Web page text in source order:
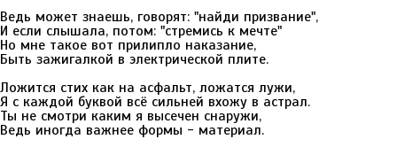
Ведь может знаешь, говорят: "найди призвание",
И если слышала, потом: "стремись к мечте"
Но мне такое вот прилипло наказание,
Быть зажигалкой в электрической плите.
Ложится стих как на асфальт, ложатся лужи,
Я с каждой буквой всё сильней вхожу в астрал.
Ты не смотри каким я высечен снаружи,
Ведь иногда важнее формы - материал.